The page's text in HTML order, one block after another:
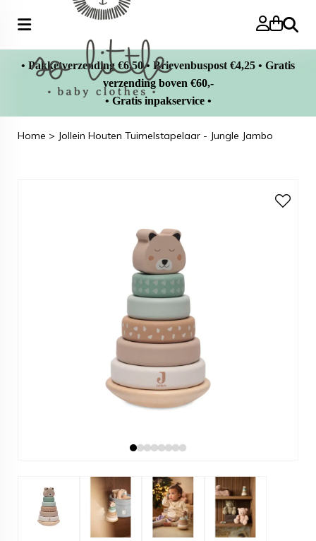
Zoeken
• Pakketverzending €6,50 • Brievenbuspost €4,25 • Gratis
verzending boven €60,-
• Gratis inpakservice •
Home > Jollein Houten Tuimelstapelaar - Jungle Jambo